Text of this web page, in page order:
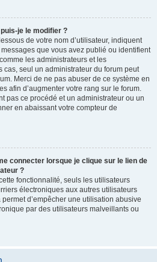
je le modifier ?
de votre nom d’utilisateur, indiquent
que vous avez publié ou identifient
les administrateurs et les
cas, seul un administrateur du forum peut
Merci de ne pas abuser de ce système en
afin d’augmenter votre rang sur le forum.
pas ce procédé et un administrateur ou un
en abaissant votre compteur de
connecter lorsque je clique sur le lien de
?
fonctionnalité, seuls les utilisateurs
électroniques aux autres utilisateurs
d’empêcher une utilisation abusive
par des utilisateurs malveillants ou